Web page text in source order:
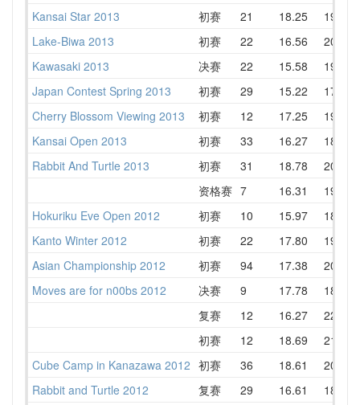
Kansai Star 2013
初赛 21 18.25
19.06
Lake-Biwa 2013
初赛 22 16.56
20.06
Kawasaki 2013
决赛 22 15.58
19.08
Japan Contest Spring 2013
初赛 29 15.22
17.95
Cherry Blossom Viewing 2013
初赛 12 17.25
19.32
Kansai Open 2013
初赛 33 16.27
18.42
Rabbit And Turtle 2013
初赛 31 18.78
20.08
资格赛 7 16.31
19.07
Hokuriku Eve Open 2012
初赛 10 15.97
18.16
Kanto Winter 2012
初赛 22 17.80
19.54
Asian Championship 2012
初赛 94 17.38
20.39
Moves are for n00bs 2012
决赛 9 17.78
18.87
复赛
12 16.27
22.48
初赛
12 18.69
21.70
Cube Camp in Kanazawa 2012 初赛 36 18.61
20.88
Rabbit and Turtle 2012
复赛 29 16.61
18.97